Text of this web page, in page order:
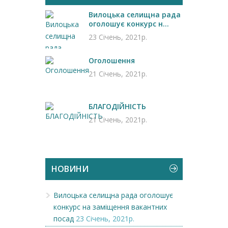
Вилоцька селищна рада
оголошує конкурс н...
23 Січень, 2021р.
Оголошення
21 Січень, 2021р.
БЛАГОДІЙНІСТЬ
21 Січень, 2021р.
НОВИНИ
Вилоцька селищна рада оголошує
конкурс на заміщення вакантних
посад 23 Січень, 2021р.